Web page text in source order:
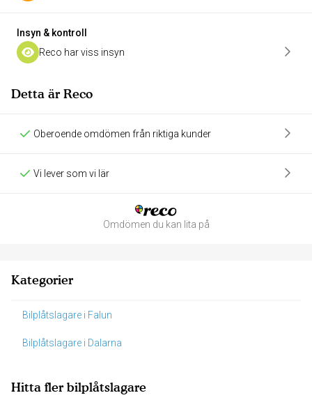
Insyn & kontroll
Reco har viss insyn
Detta är Reco
Oberoende omdömen från riktiga kunder
Vi lever som vi lär
Omdömen du kan lita på
Kategorier
Bilplåtslagare i Falun
Bilplåtslagare i Dalarna
Hitta fler bilplåtslagare